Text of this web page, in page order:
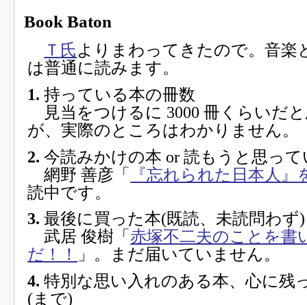
Book Baton
Ｔ氏よりまわってきたので。音楽
は普通に読みます。
1. 持っている本の冊数
見当をつけるに 3000 冊くらいだ
が、実際のところはわかりません。
2. 今読みかけの本 or 読もうと思っ
網野 善彦「 『忘れられた日本人』
読中です。
3. 最後に買った本(既読、未読問わず)
武居 俊樹「赤塚不二夫のことを書
だ！！
」。まだ届いていません。
4. 特別な思い入れのある本、心に残
(まで)